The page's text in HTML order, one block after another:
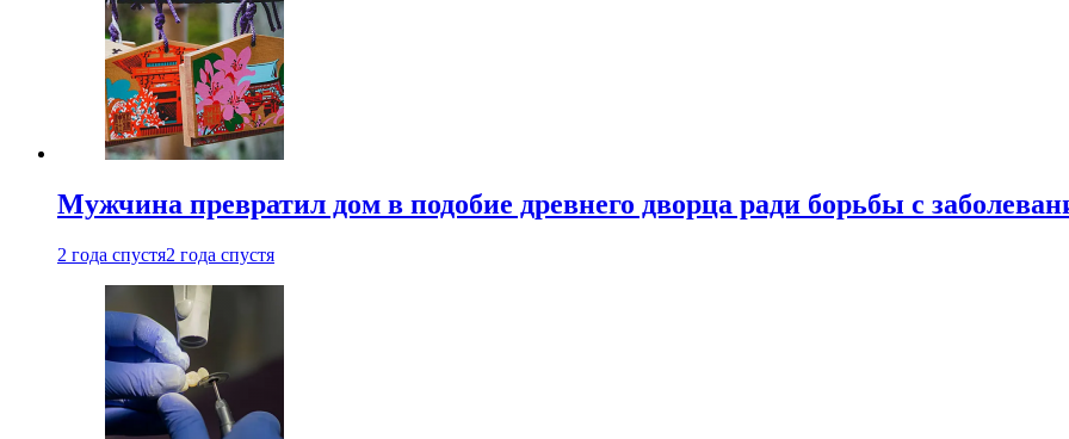
Мужчина превратил дом в подобие древнего дворца ради борьбы с
2 года спустя2 года спустя